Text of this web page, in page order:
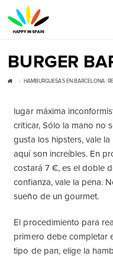
BURGER
HAMBURGUESAS EN BARCELONA,
lugar máxima
criticar, Sólo la mano no
gusta los hipsters, vale
aquí son increíbles. En
costará 7 €, es el doble
confianza, vale la pena.
sueño de un gourmet.
El procedimiento para
primero debe completar
tipo de pan, elige la